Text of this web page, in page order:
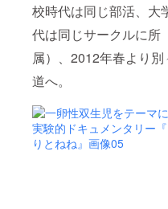
校時代は同じ部活、大
代は同じサークルに所
属）、2012年春より別
道へ。